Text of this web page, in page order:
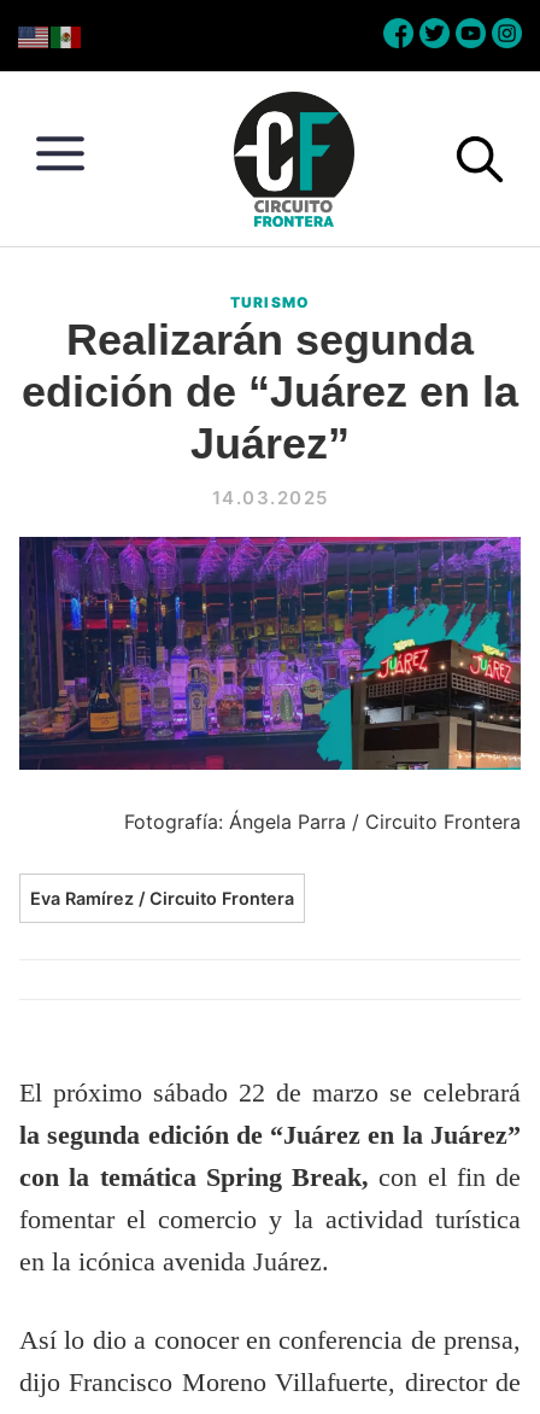
to
to
to
to
Conéctate
la
frontera
TURISMO
Realizarán segunda
edición de “Juárez en la
Juárez”
14.03.2025
Fotografía: Ángela Parra / Circuito Frontera
Eva Ramírez / Circuito Frontera
El próximo sábado 22 de marzo se celebrará
la segunda edición de “Juárez en la Juárez”
con la temática Spring Break, con el fin de
fomentar el comercio y la actividad turística
en la icónica avenida Juárez.
Así lo dio a conocer en conferencia de prensa,
dijo Francisco Moreno Villafuerte, director de